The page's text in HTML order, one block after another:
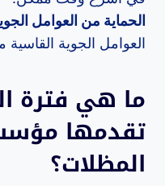
الحماية من العوامل
العوامل الجوية
ما هي فترة
تقدمها
المظلات؟